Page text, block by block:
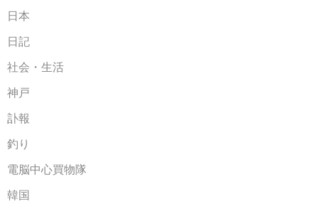
日本
日記
社会・生活
神戸
訃報
釣り
電脳中心買物隊
韓国